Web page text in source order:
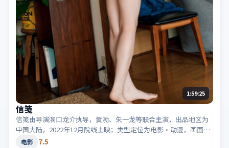
1:59:25
信笺
信笺由导演滨口龙介执导，黄渤、朱一龙等联合主演，出品地区为
中国大陆，2022年12月院线上映；类型定位为电影·动漫，画面色
彩鲜明。适合检索「中国大陆动漫」「2022高分电影」等相关关键
电影 7.5